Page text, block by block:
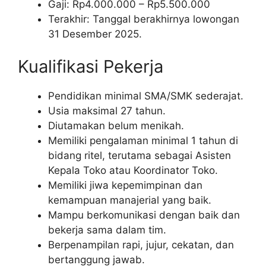
Gaji: Rp4.000.000 – Rp5.500.000
Terakhir: Tanggal berakhirnya lowongan
31 Desember 2025.
Kualifikasi Pekerja
Pendidikan minimal SMA/SMK sederajat.
Usia maksimal 27 tahun.
Diutamakan belum menikah.
Memiliki pengalaman minimal 1 tahun di
bidang ritel, terutama sebagai Asisten
Kepala Toko atau Koordinator Toko.
Memiliki jiwa kepemimpinan dan
kemampuan manajerial yang baik.
Mampu berkomunikasi dengan baik dan
bekerja sama dalam tim.
Berpenampilan rapi, jujur, cekatan, dan
bertanggung jawab.